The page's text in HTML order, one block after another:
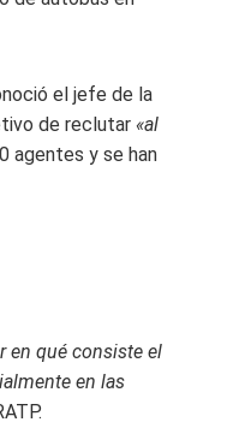
el jefe de la
de reclutar «al
agentes y se han
en qué consiste el
en las